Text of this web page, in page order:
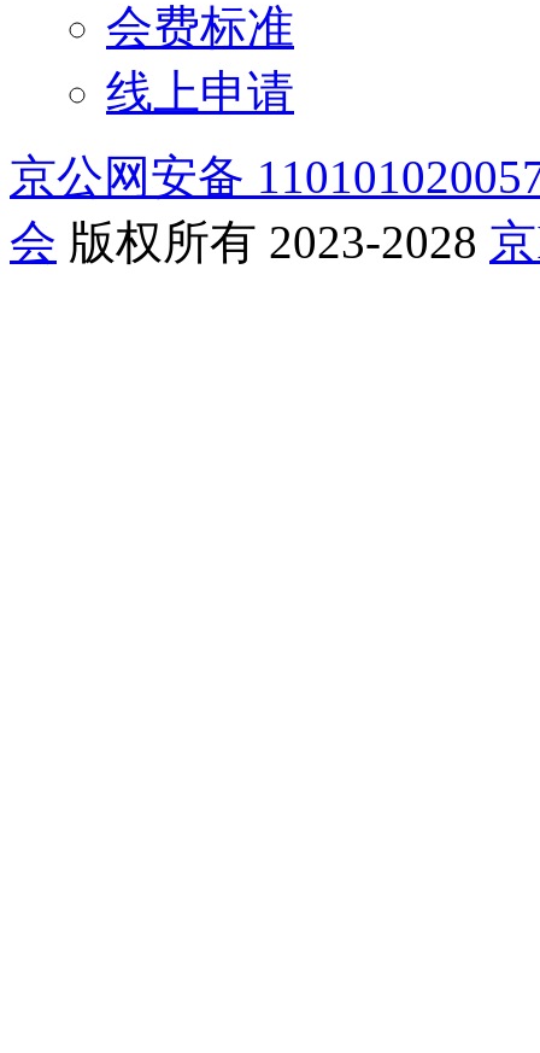
会费标准
线上申请
京公网安备
会 版权所有 2023-2028